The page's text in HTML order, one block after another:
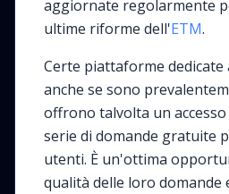
aggiornate regolarmente
ultime riforme dell'ETM.
Certe piattaforme dedicate
anche se sono
offrono talvolta un
serie di domande gratuite
utenti. È un'ottima
qualità delle loro domande